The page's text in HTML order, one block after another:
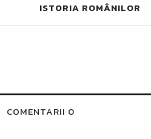
ISTORIA ROMÂNILOR
COMENTARII 0